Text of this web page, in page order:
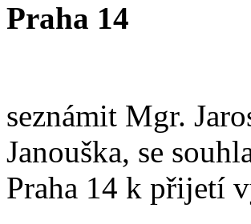
Praha 14
seznámit Mgr.
Janouška, se
Praha 14 k přijetí